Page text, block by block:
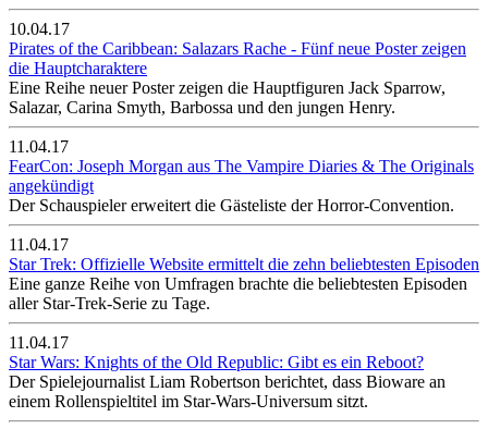
10.04.17
Pirates of the Caribbean: Salazars Rache - Fünf neue Poster zeigen
die Hauptcharaktere
Eine Reihe neuer Poster zeigen die Hauptfiguren Jack Sparrow,
Salazar, Carina Smyth, Barbossa und den jungen Henry.
11.04.17
FearCon: Joseph Morgan aus The Vampire Diaries & The Originals
angekündigt
Der Schauspieler erweitert die Gästeliste der Horror-Convention.
11.04.17
Star Trek: Offizielle Website ermittelt die zehn beliebtesten Episoden
Eine ganze Reihe von Umfragen brachte die beliebtesten Episoden
aller Star-Trek-Serie zu Tage.
11.04.17
Star Wars: Knights of the Old Republic: Gibt es ein Reboot?
Der Spielejournalist Liam Robertson berichtet, dass Bioware an
einem Rollenspieltitel im Star-Wars-Universum sitzt.